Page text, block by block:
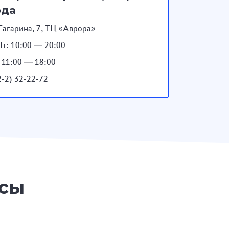
7, ТЦ «Аврора»
10:00 — 20:00
— 18:00
2) 32-22-72